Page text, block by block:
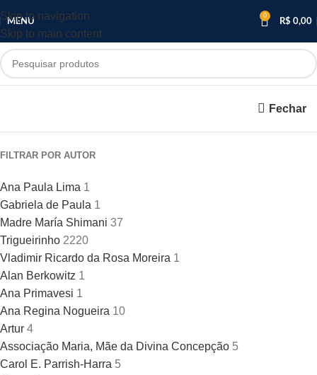
Skip to navigation
Skip to main content
MENU
0
R$ 0,00
Fechar
FILTRAR POR AUTOR
Ana Paula Lima 1
Gabriela de Paula 1
Madre María Shimani 37
Trigueirinho 2220
Vladimir Ricardo da Rosa Moreira 1
Alan Berkowitz 1
Ana Primavesi 1
Ana Regina Nogueira 10
Artur 4
Associação Maria, Mãe da Divina Concepção 5
Carol E. Parrish-Harra 5